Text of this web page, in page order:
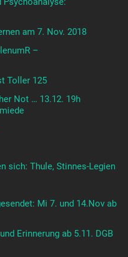
am 7. Nov. 2018
–
Toller 125
Not … 13.12. 19h
sich: Thule, Stinnes-Legien
Mi 7. und 14.Nov ab
Erinnerung ab 5.11. DGB